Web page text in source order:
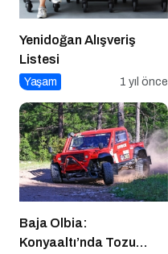
Yenidoğan Alışveriş
Listesi
Yaşam 1 yıl önce
Baja Olbia:
Konyaaltı’nda Tozu